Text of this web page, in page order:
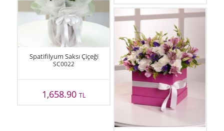
Spatifilyum Saksı Çiçeği
SC0022
1,658.90TL